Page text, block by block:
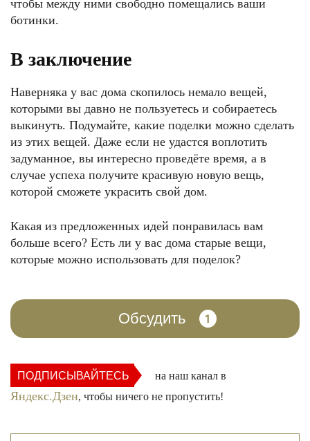
чтобы между ними свободно помещались ваши
ботинки.
В заключение
Наверняка у вас дома скопилось немало вещей,
которыми вы давно не пользуетесь и собираетесь
выкинуть. Подумайте, какие поделки можно сделать
из этих вещей. Даже если не удастся воплотить
задуманное, вы интересно проведёте время, а в
случае успеха получите красивую новую вещь,
которой сможете украсить свой дом.
Какая из предложенных идей понравилась вам
больше всего? Есть ли у вас дома старые вещи,
которые можно использовать для поделок?
Обсудить 1
ПОДПИСЫВАЙТЕСЬ на наш канал в
Яндекс.Дзен, чтобы ничего не пропустить!